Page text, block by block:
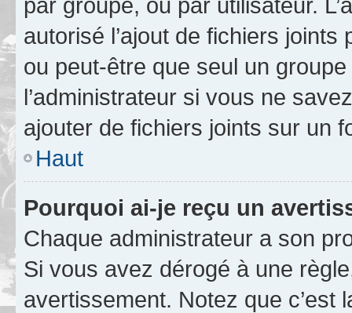
autorisé l’ajout de fichiers
ou peut-être que seul un
l’administrateur si vous ne
ajouter de fichiers joints sur un
Haut
Pourquoi ai-je reçu un
Chaque administrateur a son
Si vous avez dérogé à une
avertissement. Notez que c’est